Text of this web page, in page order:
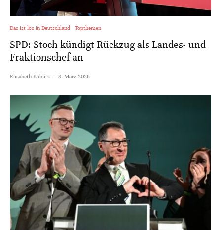
Das ist los in Deutschland Topthemen
SPD: Stoch kündigt Rückzug als Landes- und
Fraktionschef an
Elisabeth Koblitz · 8. März 2026